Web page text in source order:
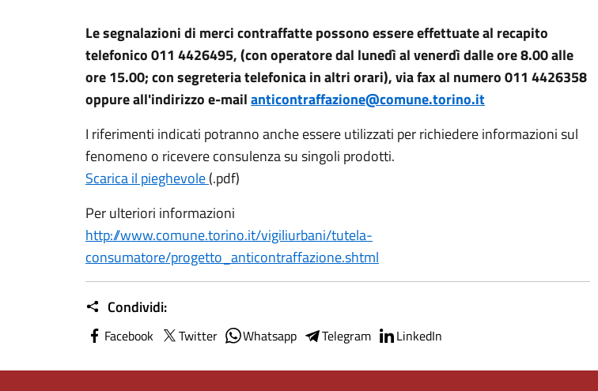
Le segnalazioni di merci contraffatte possono essere effettuate al recapito
telefonico 011 4426495, (con operatore dal lunedì al venerdì dalle ore 8.00 alle
ore 15.00; con segreteria telefonica in altri orari), via fax al numero 011 4426358
oppure all'indirizzo e-mailanticontraffazione@comune.torino.it
I riferimenti indicati potranno anche essere utilizzati per richiedere informazioni sul
fenomeno o ricevere consulenza su singoli prodotti.
Scarica il pieghevole(.pdf)
Per ulteriori informazioni
http://www.comune.torino.it/vigiliurbani/tutela-
consumatore/progetto_anticontraffazione.shtml
Condividi:
Facebook Twitter Whatsapp Telegram LinkedIn